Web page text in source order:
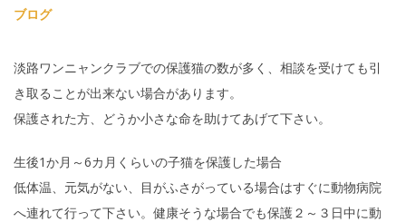
ブログ
淡路ワンニャンクラブでの保護猫の数が多く、相談を受けても引
き取ることが出来ない場合があります。
保護された方、どうか小さな命を助けてあげて下さい。
生後1か月～6カ月くらいの子猫を保護した場合
低体温、元気がない、目がふさがっている場合はすぐに動物病院
へ連れて行って下さい。健康そうな場合でも保護２～３日中に動